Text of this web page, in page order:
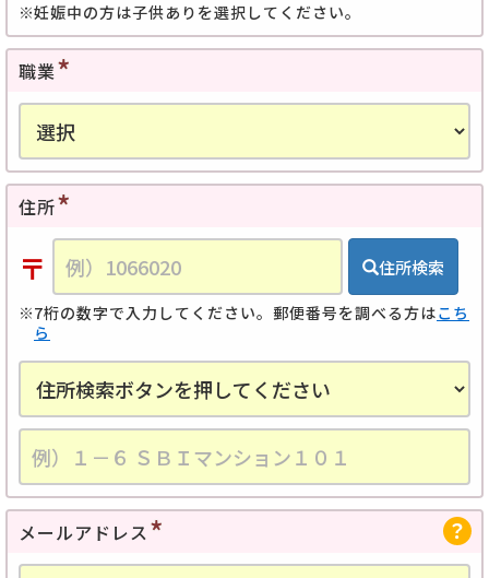
妊娠中の方は子供ありを選択してください。
職業
住所
〒 住所検索
7桁の数字で入力してください。郵便番号を調べる方はこち
ら
メールアドレス